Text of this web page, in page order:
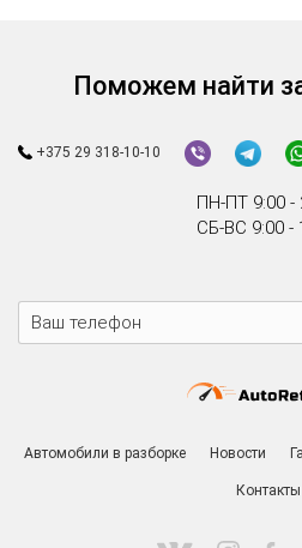
Поможем найти
+375 29 318-10-10
ПН-ПТ 9:00 -
СБ-ВС 9:00 -
Автомобили в разборке Новости
Контакты